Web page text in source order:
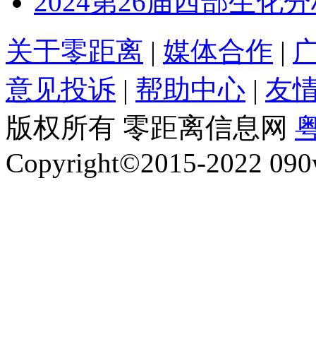
关于零距离 | 媒体合作 |
意见投诉 | 帮助中心 | 友
版权所有 零距离信息网
Copyright©2015-2022